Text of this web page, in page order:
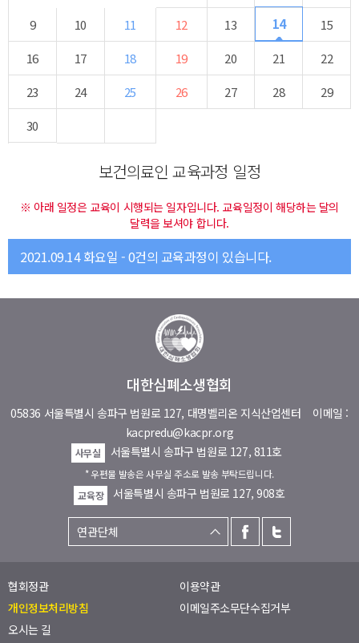
9
10 11 12 13 14
15
16
17 18 19 20 21
22
23
24 25 26 27 28
29
30
보건의료인 교육과정 일정
※ 아래 일정은 교육이 시행되는 일자입니다. 교육일정이 해당하는 달의
달력을 보셔야 합니다.
2021.09.14 화요일 - 0건의 교육과정이 있습니다.
대한심폐소생협회
05836 서울특별시 송파구 법원로 127, 대명벨리온 지식산업센터 이메일 :
kacpredu@kacpr.org
사무실 서울특별시 송파구 법원로 127, 811호
* 우편물 발송은 사무실 주소로 발송 부탁드립니다.
교육장
서울특별시 송파구 법원로 127, 908호
협회정관
이용약관
개인정보처리방침
이메일주소무단수집거부
오시는 길